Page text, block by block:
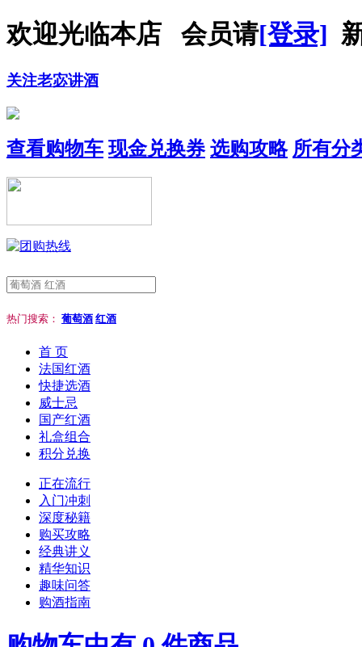
欢迎光临本店 会员请[登录]
关注老宓讲酒
查看购物车 现金兑换券 选购攻略 所有分
热门搜索： 葡萄酒 红酒
首 页
法国红酒
快捷选酒
威士忌
国产红酒
礼盒组合
积分兑换
正在流行
入门冲刺
深度秘籍
购买攻略
经典讲义
精华知识
趣味问答
购酒指南